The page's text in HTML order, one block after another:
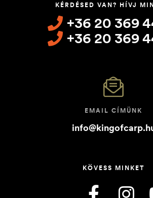
KÉRDÉSED VAN? HÍVJ
+36 20 369
+36 20 369
EMAIL CÍMÜNK
KÖVESS MINKET